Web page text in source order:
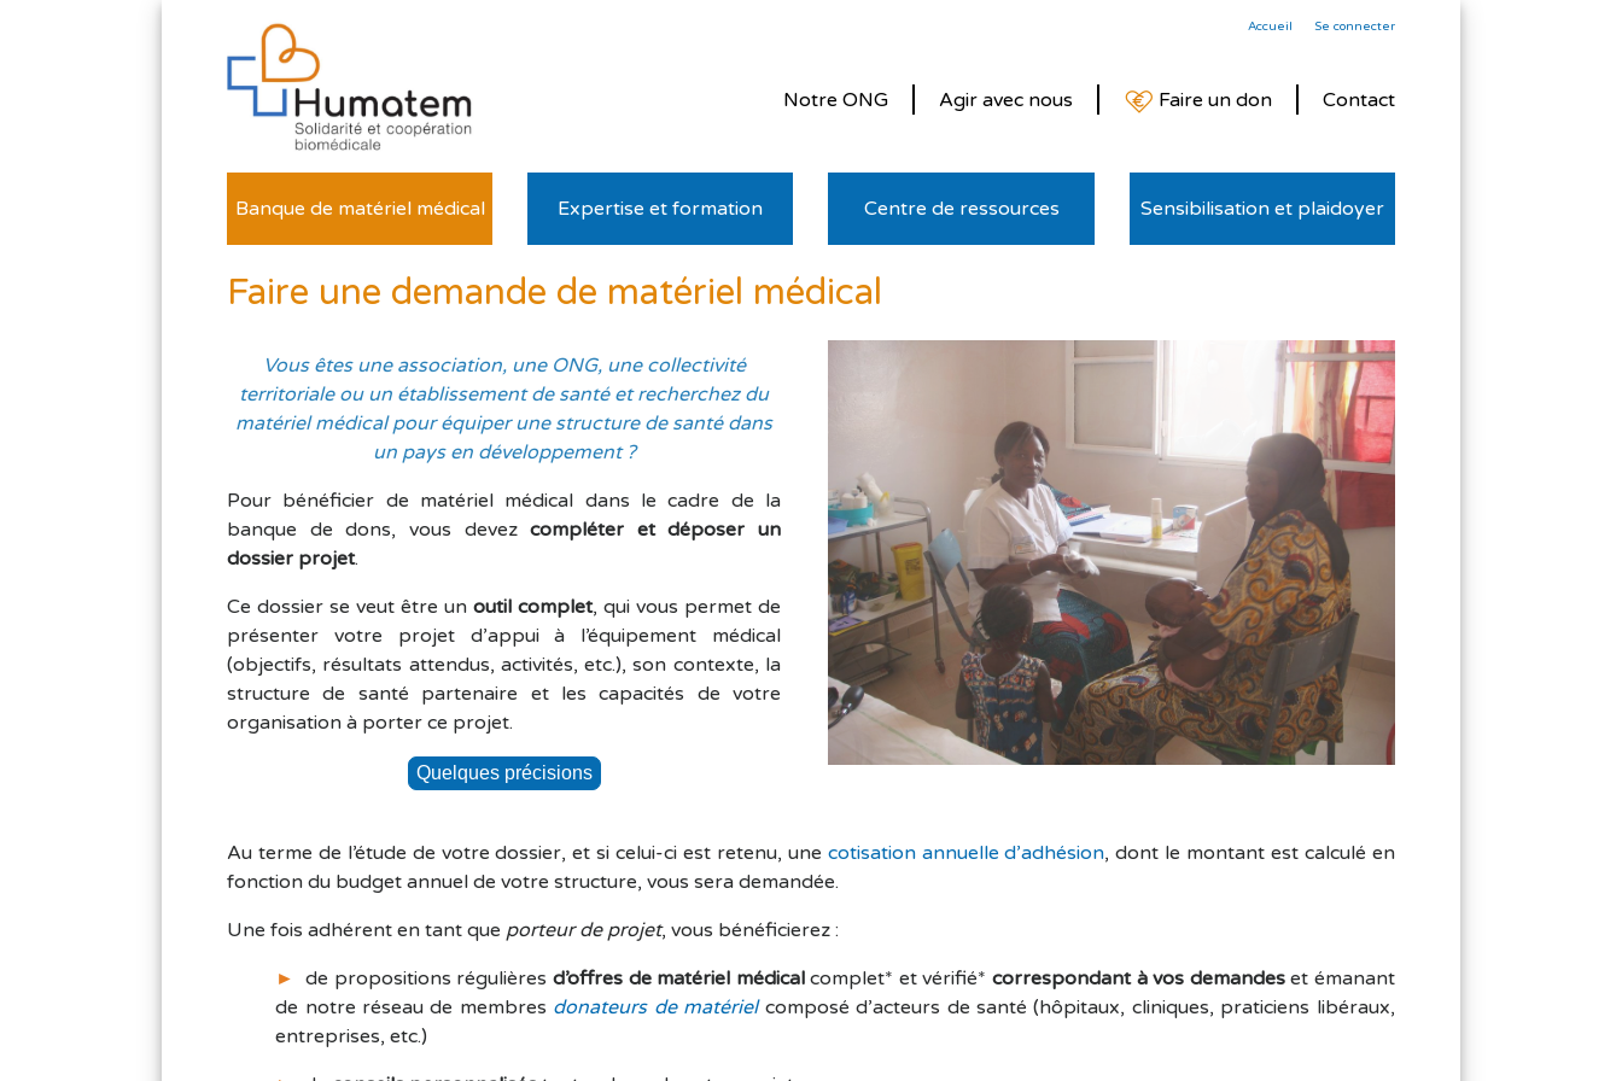
Accueil Se connecter
Contact
Faire un don
Agir avec nous
Notre ONG
Banque de matériel médical Expertise et formation Centre de ressources Sensibilisation et plaidoyer
Faire une demande de matériel médical
Vous êtes une association, une ONG, une collectivité
territoriale ou un établissement de santé etrecherchez du
matériel médical pour équiper une structure de santé dans
un pays en développement ?
Pour bénéficier de matériel médical dans le cadre de la
banque de dons, vous devezcompléter et déposer un
dossier projet.
Ce dossier se veut être unoutil complet, qui vous permet de
présenter votre projet d’appui à l’équipement médical
(objectifs, résultats attendus, activités, etc.), son contexte, la
structure de santé partenaire et les capacités de votre
organisation à porter ce projet.
Au terme de l’étude de votre dossier, et si celui-ci est retenu, une cotisation annuelle d’adhésion, dont le montant est calculé en
fonction du budget annuel de votre structure, vous sera demandée.
Une fois adhérent en tant que porteur de projet, vous bénéficierez :
► de propositions régulières d’offres de matériel médicalcomplet* et vérifié* correspondant à vos demandeset émanant
de notre réseau de membres donateurs de matérielcomposé d’acteurs de santé (hôpitaux, cliniques, praticiens libéraux,
entreprises, etc.)